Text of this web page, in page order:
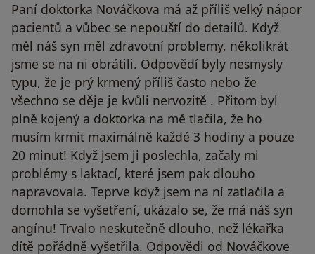
Paní doktorka Nováčkova má až příliš velký nápor
pacientů a vůbec se nepouští do detailů. Když
měl náš syn měl zdravotní problemy, několikrát
jsme se na ni obrátili. Odpovědí byly nesmysly
typu, že je prý krmený příliš často nebo že
všechno se děje je kvůli nervozitě . Přitom byl
plně kojený a doktorka na mě tlačila, že ho
musím krmit maximálně každé 3 hodiny a pouze
20 minut! Když jsem ji poslechla, začaly mi
problémy s laktací, které jsem pak dlouho
napravovala. Teprve když jsem na ní zatlačila a
domohla se vyšetření, ukázalo se, že má náš syn
angínu! Trvalo neskutečně dlouho, než lékařka
dítě pořádně vyšetřila. Odpovědi od Nováčkove